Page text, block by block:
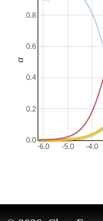
-6.0 -5.0 -4.0
0.0
0.2
0.4
0.6
0.8
α